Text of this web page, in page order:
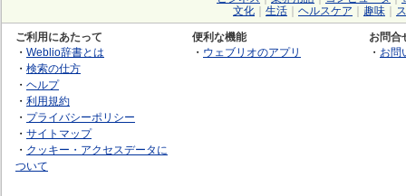
文化
生活 ヘルスケア 趣味
ご利用にあたって
・ Weblio辞書とは
・ 検索の仕方
・ ヘルプ
・ 利用規約
・ プライバシーポリシー
・ サイトマップ
・ クッキー・アクセスデータに
ついて
便利な機能
・ ウェブリオのアプリ
お問合
・ お問